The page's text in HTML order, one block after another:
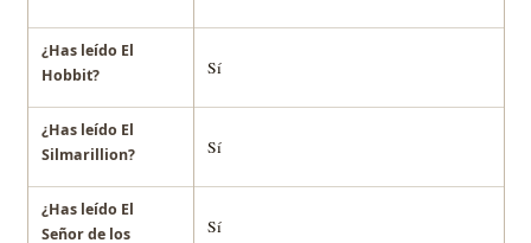
¿Has leído El
Hobbit?
Sí
¿Has leído El
Silmarillion?
Sí
¿Has leído El
Señor de los
Sí